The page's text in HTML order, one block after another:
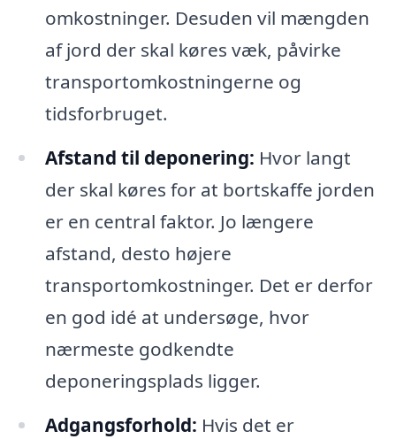
omkostninger. Desuden vil mængden
af jord der skal køres væk, påvirke
transportomkostningerne og
tidsforbruget.
Afstand til deponering: Hvor langt
der skal køres for at bortskaffe jorden
er en central faktor. Jo længere
afstand, desto højere
transportomkostninger. Det er derfor
en god idé at undersøge, hvor
nærmeste godkendte
deponeringsplads ligger.
Adgangsforhold: Hvis det er